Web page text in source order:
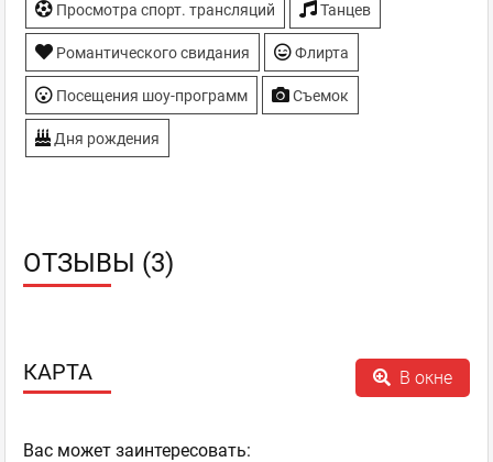
Просмотра спорт. трансляций Танцев
Романтического свидания Флирта
Посещения шоу-программ Съемок
Дня рождения
ОТЗЫВЫ (3)
КАРТА В окне
Ваc может заинтересовать: